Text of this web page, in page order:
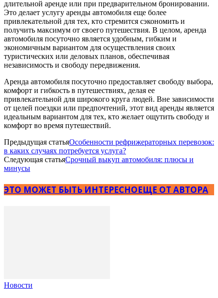
длительной аренде или при предварительном бронировании.
Это делает услугу аренды автомобиля еще более
привлекательной для тех, кто стремится сэкономить и
получить максимум от своего путешествия. В целом, аренда
автомобиля посуточно является удобным, гибким и
экономичным вариантом для осуществления своих
туристических или деловых планов, обеспечивая
независимость и свободу передвижения.
Аренда автомобиля посуточно предоставляет свободу выбора,
комфорт и гибкость в путешествиях, делая ее
привлекательной для широкого круга людей. Вне зависимости
от целей поездки или предпочтений, этот вид аренды является
идеальным вариантом для тех, кто желает ощутить свободу и
комфорт во время путешествий.
Предыдущая статьяОсобенности рефрижераторных перевозок:
в каких случаях потребуется услуга?
Следующая статьяСрочный выкуп автомобиля: плюсы и
минусы
ЭТО МОЖЕТ БЫТЬ ИНТЕРЕСНОЕЩЕ ОТ АВТОРА
Новости